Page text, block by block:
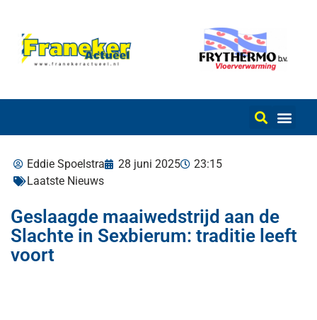
Eddie Spoelstra 28 juni 2025
23:15
Laatste Nieuws
Geslaagde maaiwedstrijd aan de
Slachte in Sexbierum: traditie leeft
voort